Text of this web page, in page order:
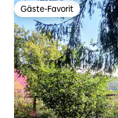
Gäste-Favorit
Gäste-Favorit